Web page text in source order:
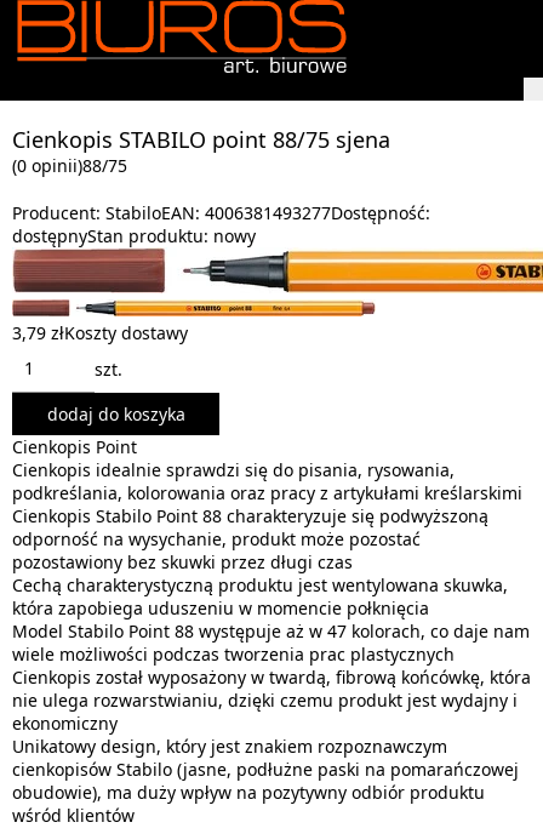
Cienkopis STABILO point 88/75 sjena
(0 opinii)88/75
Producent: StabiloEAN: 4006381493277Dostępność:
dostępnyStan produktu: nowy
3,79 złKoszty dostawy
szt.
dodaj do koszyka
Cienkopis Point
Cienkopis idealnie sprawdzi się do pisania, rysowania,
podkreślania, kolorowania oraz pracy z artykułami kreślarskimi
Cienkopis Stabilo Point 88 charakteryzuje się podwyższoną
odporność na wysychanie, produkt może pozostać
pozostawiony bez skuwki przez długi czas
Cechą charakterystyczną produktu jest wentylowana skuwka,
która zapobiega uduszeniu w momencie połknięcia
Model Stabilo Point 88 występuje aż w 47 kolorach, co daje nam
wiele możliwości podczas tworzenia prac plastycznych
Cienkopis został wyposażony w twardą, fibrową końcówkę, która
nie ulega rozwarstwianiu, dzięki czemu produkt jest wydajny i
ekonomiczny
Unikatowy design, który jest znakiem rozpoznawczym
cienkopisów Stabilo (jasne, podłużne paski na pomarańczowej
obudowie), ma duży wpływ na pozytywny odbiór produktu
wśród klientów